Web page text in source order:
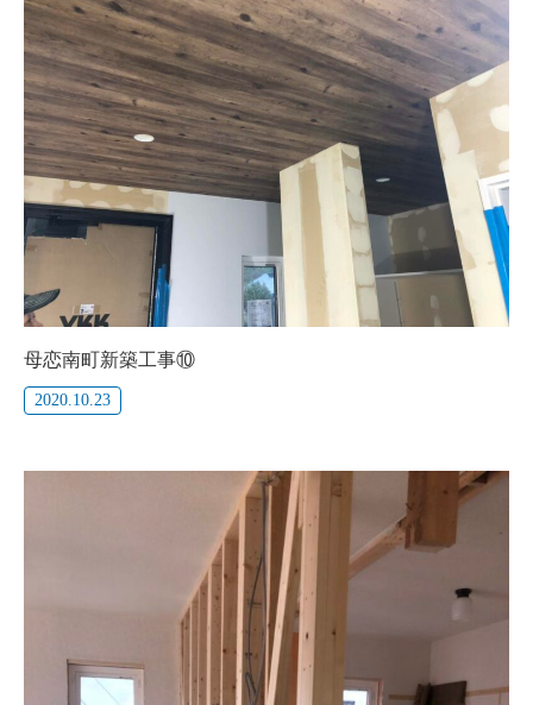
母恋南町新築工事⑩
2020.10.23